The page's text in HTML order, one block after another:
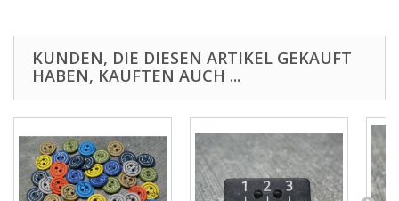
KUNDEN, DIE DIESEN ARTIKEL GEKAUFT
HABEN, KAUFTEN AUCH ...